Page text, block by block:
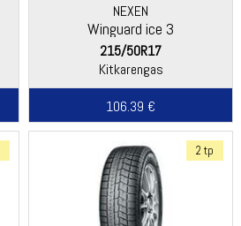
NEXEN
Winguard ice 3
215/50R17
Kitkarengas
106.39 €
2 tp